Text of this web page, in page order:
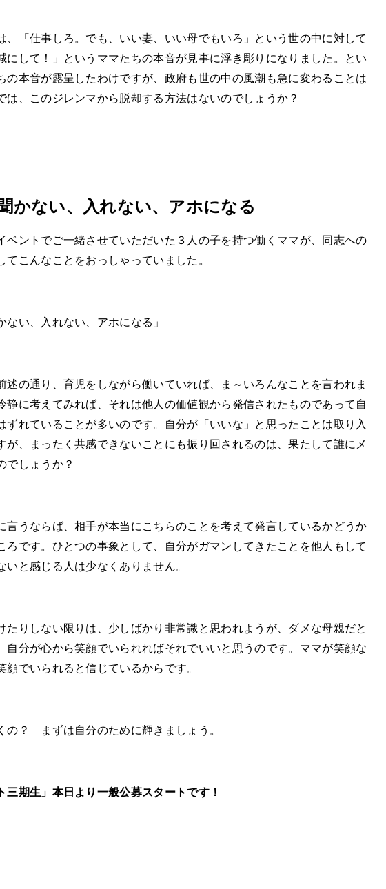
、「仕事しろ。でも、いい妻、いい母でもいろ」という世の中に対して
にして！」というママたちの本音が見事に浮き彫りになりました。とい
の本音が露呈したわけですが、政府も世の中の風潮も急に変わることは
は、このジレンマから脱却する方法はないのでしょうか？
かない、入れない、アホになる
ベントでご一緒させていただいた３人の子を持つ働くママが、同志への
てこんなことをおっしゃっていました。
ない、入れない、アホになる」
述の通り、育児をしながら働いていれば、ま～いろんなことを言われま
静に考えてみれば、それは他人の価値観から発信されたものであって自
ずれていることが多いのです。自分が「いいな」と思ったことは取り入
が、まったく共感できないことにも振り回されるのは、果たして誰にメ
でしょうか？
言うならば、相手が本当にこちらのことを考えて発言しているかどうか
ろです。ひとつの事象として、自分がガマンしてきたことを他人もして
いと感じる人は少なくありません。
たりしない限りは、少しばかり非常識と思われようが、ダメな母親だと
自分が心から笑顔でいられればそれでいいと思うのです。ママが笑顔な
顔でいられると信じているからです。
の？ まずは自分のために輝きましょう。
三期生」本日より一般公募スタートです！